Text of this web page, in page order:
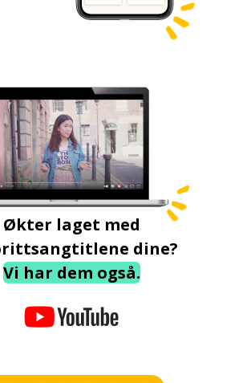
Økter laget med
dine?
Vi har dem også.